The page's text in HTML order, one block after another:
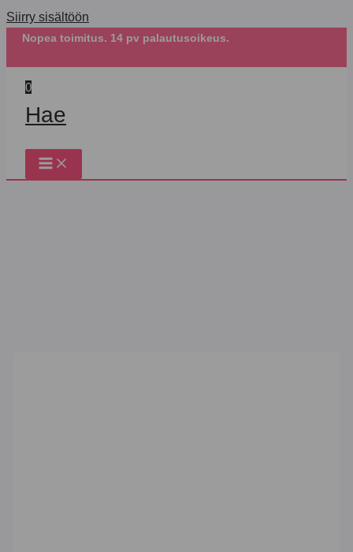
Siirry sisältöön
Nopea toimitus. 14 pv palautusoikeus.
0
Hae